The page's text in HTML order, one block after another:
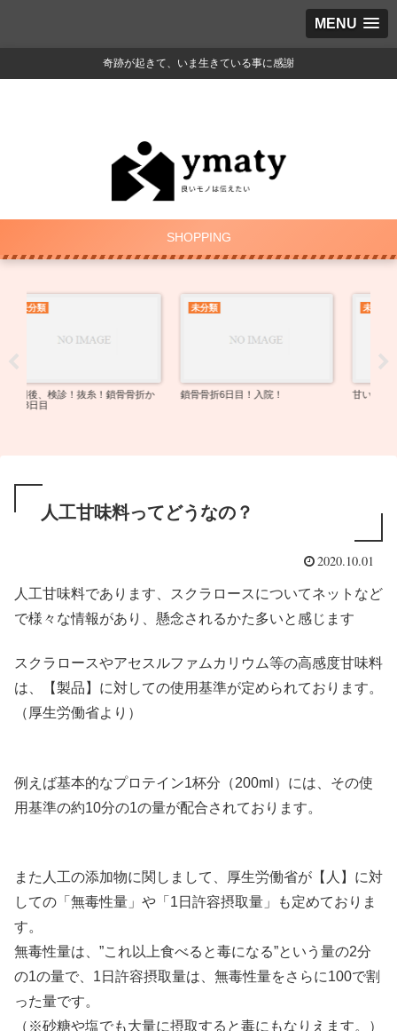
MENU
奇跡が起きて、いま生きている事に感謝
SHOPPING
未分類
鎖骨骨折6日目！入院！
未分類
甘いものが辞めれない人へ
人工甘味料ってどうなの？
2020.10.01
人工甘味料であります、スクラロースについてネットなど
で様々な情報があり、懸念されるかた多いと感じます
スクラロースやアセスルファムカリウム等の高感度甘味料
は、【製品】に対しての使用基準が定められております。
（厚生労働省より）
例えば基本的なプロテイン1杯分（200ml）には、その使
用基準の約10分の1の量が配合されております。
また人工の添加物に関しまして、厚生労働省が【人】に対
しての「無毒性量」や「1日許容摂取量」も定めておりま
す。
無毒性量は、”これ以上食べると毒になる”という量の2分
の1の量で、1日許容摂取量は、無毒性量をさらに100で割
った量です。
（※砂糖や塩でも大量に摂取すると毒にもなりえます。）